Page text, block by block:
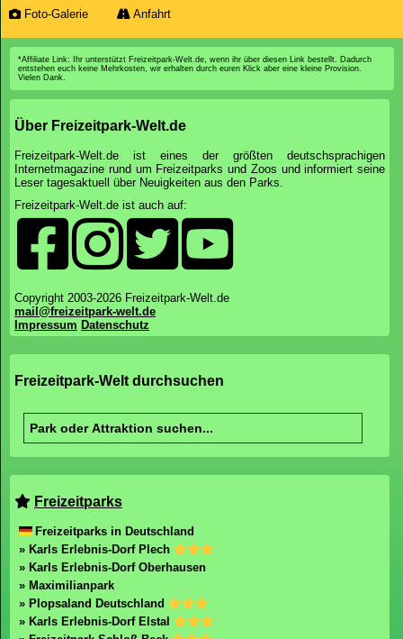
Foto-Galerie Anfahrt
*Affiliate Link: Ihr unterstützt Freizeitpark-Welt.de, wenn ihr über diesen Link bestellt. Dadurch
entstehen euch keine Mehrkosten, wir erhalten durch euren Klick aber eine kleine Provision.
Vielen Dank.
Über Freizeitpark-Welt.de
Freizeitpark-Welt.de ist eines der größten deutschsprachigen
Internetmagazine rund um Freizeitparks und Zoos und informiert seine
Leser tagesaktuell über Neuigkeiten aus den Parks.
Freizeitpark-Welt.de ist auch auf:
Copyright 2003-2026 Freizeitpark-Welt.de
mail@freizeitpark-welt.de
Impressum Datenschutz
Freizeitpark-Welt durchsuchen
Freizeitparks
Freizeitparks in Deutschland
» Karls Erlebnis-Dorf Plech
» Karls Erlebnis-Dorf Oberhausen
» Maximilianpark
» Plopsaland Deutschland
» Karls Erlebnis-Dorf Elstal